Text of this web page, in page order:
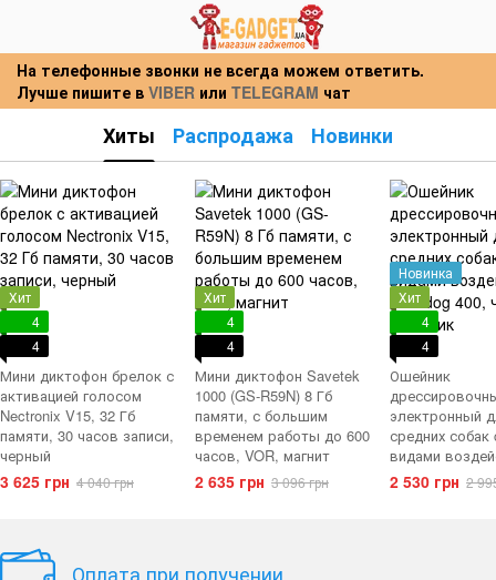
На телефонные звонки не всегда можем ответить.
Лучше пишите в VIBER или TELEGRAM чат
Хиты Распродажа Новинки
Хит
4
4
Мини диктофон брелок с
активацией голосом
Nectronix V15, 32 Гб
памяти, 30 часов записи,
черный
3 625 грн 4 040 грн
Хит
4
4
Мини диктофон Savetek
1000 (GS-R59N) 8 Гб
памяти, с большим
временем работы до 600
часов, VOR, магнит
2 635 грн 3 096 грн
Новинка
Хит
4
4
Ошейник
электронный
средних собак
видами
PET dog 400,
ошейник
2 530 грн 2
Оплата при получении